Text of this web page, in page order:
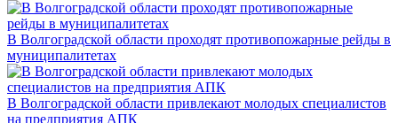
В Волгоградской области проходят противопожарные рейды в
муниципалитетах
В Волгоградской области привлекают молодых специалистов
на предприятия АПК